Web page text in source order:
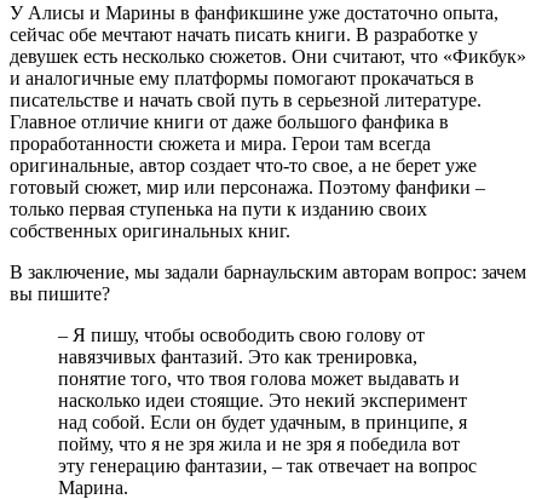
У Алисы и Марины в фанфикшине уже достаточно опыта,
сейчас обе мечтают начать писать книги. В разработке у
девушек есть несколько сюжетов. Они считают, что «Фикбук»
и аналогичные ему платформы помогают прокачаться в
писательстве и начать свой путь в серьезной литературе.
Главное отличие книги от даже большого фанфика в
проработанности сюжета и мира. Герои там всегда
оригинальные, автор создает что-то свое, а не берет уже
готовый сюжет, мир или персонажа. Поэтому фанфики –
только первая ступенька на пути к изданию своих
собственных оригинальных книг.
В заключение, мы задали барнаульским авторам вопрос: зачем
вы пишите?
– Я пишу, чтобы освободить свою голову от
навязчивых фантазий. Это как тренировка,
понятие того, что твоя голова может выдавать и
насколько идеи стоящие. Это некий эксперимент
над собой. Если он будет удачным, в принципе, я
пойму, что я не зря жила и не зря я победила вот
эту генерацию фантазии, – так отвечает на вопрос
Марина.